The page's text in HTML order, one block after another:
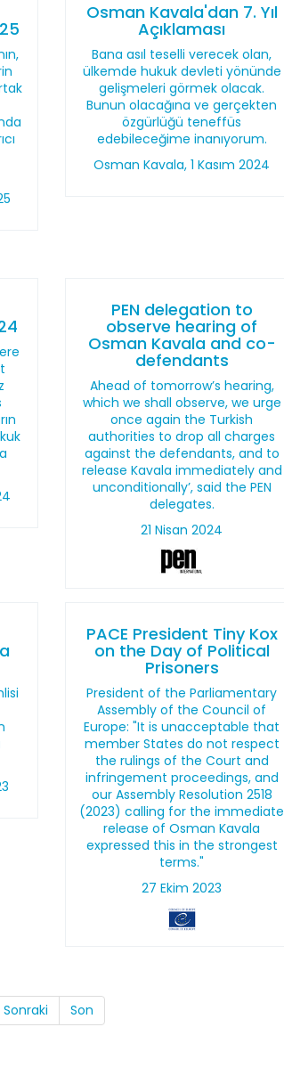
Osman Kavala'dan 7. Yıl
Açıklaması
Bana asıl teselli verecek olan,
ülkemde hukuk devleti yönünde
gelişmeleri görmek olacak.
Bunun olacağına ve gerçekten
özgürlüğü teneffüs
edebileceğime inanıyorum.
Osman Kavala, 1 Kasım 2024
PEN delegation to
observe hearing of
Osman Kavala and co-
defendants
Ahead of tomorrow’s hearing,
which we shall observe, we urge
once again the Turkish
authorities to drop all charges
against the defendants, and to
release Kavala immediately and
unconditionally’, said the PEN
delegates.
21 Nisan 2024
PACE President Tiny Kox
on the Day of Political
Prisoners
President of the Parliamentary
Assembly of the Council of
Europe: "It is unacceptable that
member States do not respect
the rulings of the Court and
infringement proceedings, and
our Assembly Resolution 2518
(2023) calling for the immediate
release of Osman Kavala
expressed this in the strongest
terms."
27 Ekim 2023
Sonraki Son